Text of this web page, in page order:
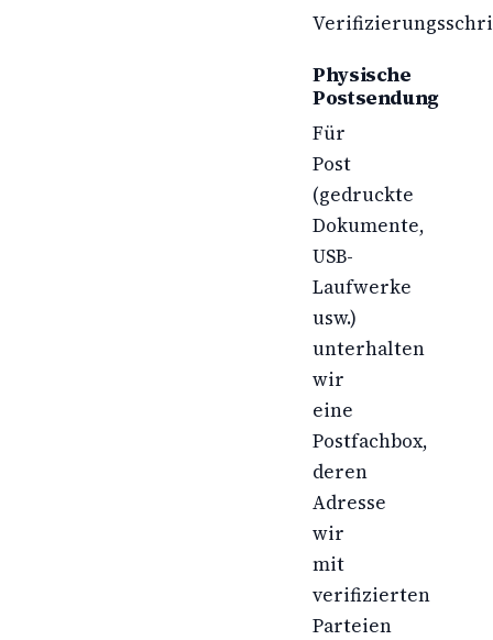
Physische
Postsendung
Für
Post
(gedruckte
Dokumente,
USB-
Laufwerke
usw.)
unterhalten
wir
eine
Postfachbox,
deren
Adresse
wir
mit
verifizierten
Parteien